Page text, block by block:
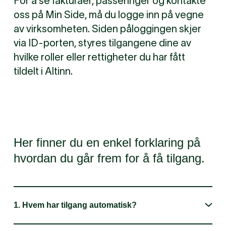
oss på Min Side, må du logge inn på vegne
av virksomheten. Siden påloggingen skjer
via ID-porten, styres tilgangene dine av
hvilke roller eller rettigheter du har fått
tildelt i Altinn.
Her finner du en enkel forklaring på
hvordan du går frem for å få tilgang.
1. Hvem har tilgang automatisk?